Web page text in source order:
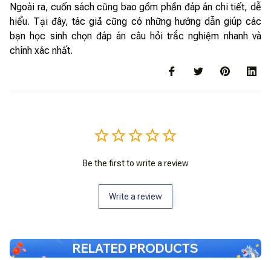
Ngoài ra, cuốn sách cũng bao gồm phần đáp án chi tiết, dễ
hiểu. Tại đây, tác giả cũng có những hướng dẫn giúp các
bạn học sinh chọn đáp án câu hỏi trắc nghiệm nhanh và
chính xác nhất.
Be the first to write a review
Write a review
RELATED PRODUCTS